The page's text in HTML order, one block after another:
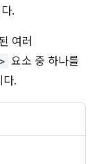
.
여러
요소 중 하나를
다.